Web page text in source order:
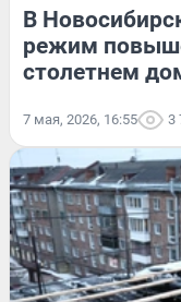
В
режим
столетнем
7 мая, 2026, 16:55 3